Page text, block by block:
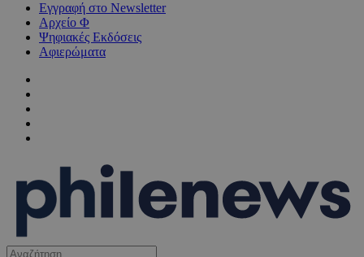
Εγγραφή στο Newsletter
Αρχείο Φ
Ψηφιακές Εκδόσεις
Αφιερώματα